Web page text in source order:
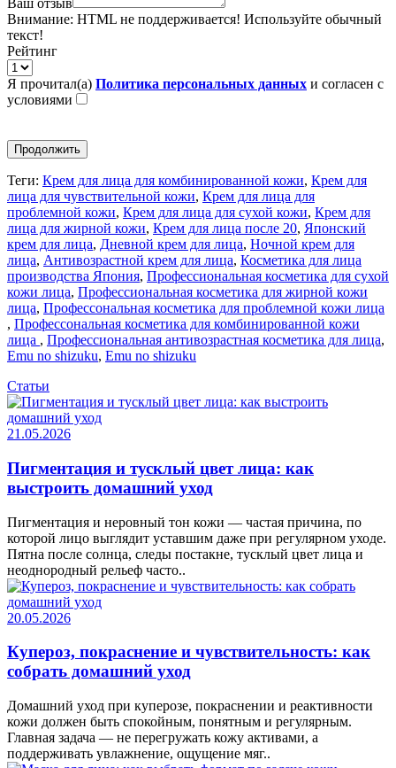
Ваш отзыв
Внимание: HTML не поддерживается! Используйте обычный
текст!
Рейтинг
Я прочитал(а) Политика персональных данных и согласен с
условиями
Продолжить
Теги: Крем для лица для комбинированной кожи, Крем для
лица для чувствительной кожи, Крем для лица для
проблемной кожи, Крем для лица для сухой кожи, Крем для
лица для жирной кожи, Крем для лица после 20, Японский
крем для лица, Дневной крем для лица, Ночной крем для
лица, Антивозрастной крем для лица, Косметика для лица
производства Япония, Профессиональная косметика для сухой
кожи лица, Профессиональная косметика для жирной кожи
лица, Профессональная косметика для проблемной кожи лица
, Профессональная косметика для комбинированной кожи
лица , Профессиональная антивозрастная косметика для лица,
Emu no shizuku, Emu no shizuku
Статьи
21.05.2026
Пигментация и тусклый цвет лица: как
выстроить домашний уход
Пигментация и неровный тон кожи — частая причина, по
которой лицо выглядит уставшим даже при регулярном уходе.
Пятна после солнца, следы постакне, тусклый цвет лица и
неоднородный рельеф часто..
20.05.2026
Купероз, покраснение и чувствительность: как
собрать домашний уход
Домашний уход при куперозе, покраснении и реактивности
кожи должен быть спокойным, понятным и регулярным.
Главная задача — не перегружать кожу активами, а
поддерживать увлажнение, ощущение мяг..